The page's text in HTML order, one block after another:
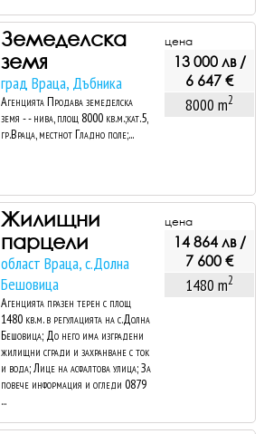
Земеделска
земя
град Враца, Дъбника
Агенцията Продава земеделска
земя - - нива, площ 8000 кв.м.;кат.5,
гр.Враца, местнот Гладно поле;...
цена
13 000 лв /
6 647 €
8000 m2
Жилищни
парцели
област Враца, с.Долна
Бешовица
Агенцията празен терен с площ
1480 кв.м. в регулацията на с.Долна
Бешовица; До него има изградени
жилищни сгради и захранване с ток
и вода; Лице на асфалтова улица; За
повече информация и огледи 0879
...
цена
14 864 лв /
7 600 €
1480 m2